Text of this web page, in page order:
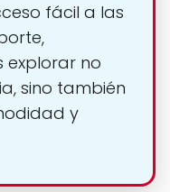
fácil a las
explorar no
sino también
y